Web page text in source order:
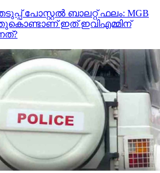
ശ്രമിച്ച
നേതാവിനെതിരെ